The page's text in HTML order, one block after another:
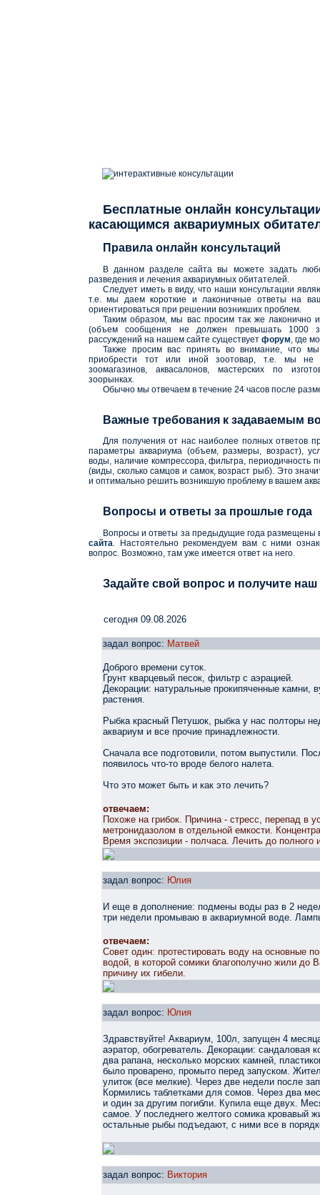
интерактивные консультации
Бесплатные онлайн
касающимся аквариумных
Правила онлайн консультаций
В данном разделе сайта вы можете задать
разведения и лечения аквариумных обитателей.
Следует иметь в виду, что наши консультации
т.е. мы даем короткие и лаконичные ответы на
ориентироваться при решении возникших проблем.
Таким образом, мы вас просим так же лаконично
(объем сообщения не должен превышать 1000
рассуждений на нашем сайте существует форум , где
Также просим вас принять во внимание, что
приобрести тот или иной зоотовар, т.е. мы не
зоомагазинов, аквасалонов, мастерских по
зоорынках.
Обычно мы отвечаем в течение 24 часов после
Важные требования к задаваемым
Для получения от нас наиболее полных ответов
параметры аквариума (объем, размеры, возраст),
воды, наличие компрессора, фильтра, периодичность
(виды, сколько самцов и самок, возраст рыб). Это
и оптимально решить возникшую проблему в вашем
Вопросы и ответы за прошлые года
Вопросы и ответы за предыдущие года размещены
сайта . Настоятельно рекомендуем вам с ними
вопрос. Возможно, там уже имеется ответ на него.
Задайте свой вопрос и получите наш
cегодня 09.08.2026
задал вопрос: Матвей
Доброго времени суток.
Грунт кварцевый песок, фильтр с аэрацией.
Декорации: натуральные прокипяченные камни,
растения.
Рыбка красный Петушок, рыбка у нас полторы
аквариум и все прочие принадлежности.
Сначала все подготовили, потом выпустили.
появилось что-то вроде белого налета.
Что это может быть и как это лечить?
отвечаем:
Похоже на грибок. Причина - стресс, перепад в
метронидазолом в отдельной емкости.
Время экспозиции - полчаса. Лечить до полного
задал вопрос: Юлия
И еще в дополнение: подмены воды раз в 2
три недели промываю в аквариумной воде.
отвечаем:
Совет один: протестировать воду на основные
водой, в которой сомики благополучно жили до
причину их гибели.
задал вопрос: Юлия
Здравствуйте! Аквариум, 100л, запущен 4
аэратор, обогреватель. Декорации: сандаловая
два рапана, несколько морских камней,
было проварено, промыто перед запуском.
улиток (все мелкие). Через две недели после
Кормились таблетками для сомов. Через два
и один за другим погибли. Купила еще двух.
самое. У последнего желтого сомика кровавый
остальные рыбы подъедают, с ними все в
задал вопрос: Виктория